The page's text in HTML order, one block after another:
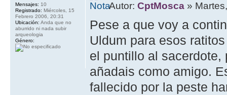
Autor:CptMosca »
Pese a que voy a
Uldum para esos
el puntillo al sacerdote,
añadais como amigo.
fallecido por la peste
Mensajes: 10
Registrado: Miércoles, 15
Febrero 2006, 20:31
Ubicación: Anda que no
aburrido ni nada subir
arqueologia
Género: